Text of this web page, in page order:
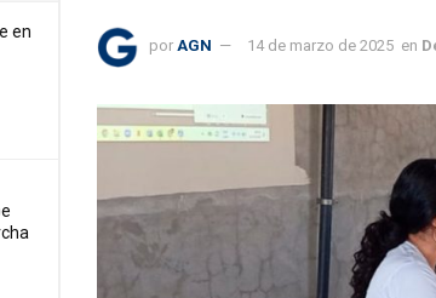
en
por AGN 14 de marzo de 2025 en